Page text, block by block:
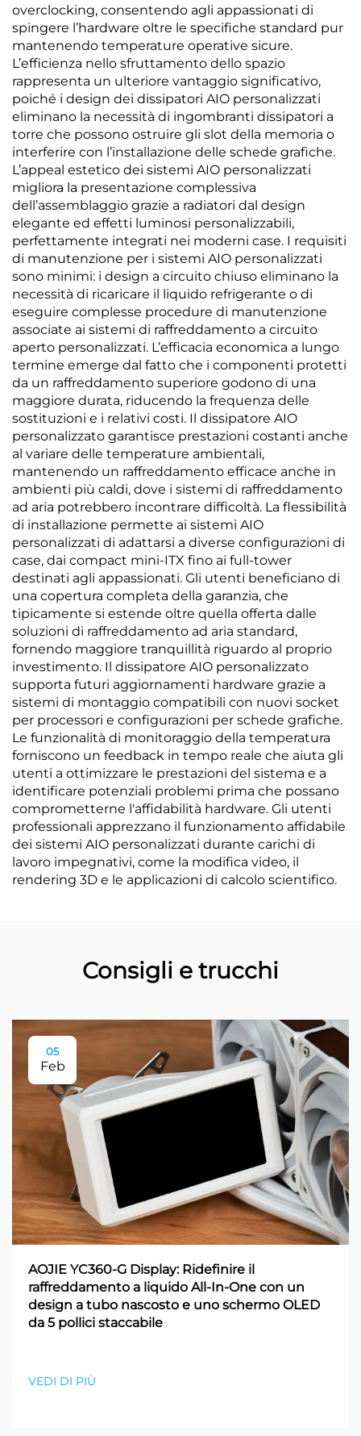
overclocking, consentendo agli appassionati di
spingere l’hardware oltre le specifiche standard pur
mantenendo temperature operative sicure.
L’efficienza nello sfruttamento dello spazio
rappresenta un ulteriore vantaggio significativo,
poiché i design dei dissipatori AIO personalizzati
eliminano la necessità di ingombranti dissipatori a
torre che possono ostruire gli slot della memoria o
interferire con l’installazione delle schede grafiche.
L’appeal estetico dei sistemi AIO personalizzati
migliora la presentazione complessiva
dell’assemblaggio grazie a radiatori dal design
elegante ed effetti luminosi personalizzabili,
perfettamente integrati nei moderni case. I requisiti
di manutenzione per i sistemi AIO personalizzati
sono minimi: i design a circuito chiuso eliminano la
necessità di ricaricare il liquido refrigerante o di
eseguire complesse procedure di manutenzione
associate ai sistemi di raffreddamento a circuito
aperto personalizzati. L’efficacia economica a lungo
termine emerge dal fatto che i componenti protetti
da un raffreddamento superiore godono di una
maggiore durata, riducendo la frequenza delle
sostituzioni e i relativi costi. Il dissipatore AIO
personalizzato garantisce prestazioni costanti anche
al variare delle temperature ambientali,
mantenendo un raffreddamento efficace anche in
ambienti più caldi, dove i sistemi di raffreddamento
ad aria potrebbero incontrare difficoltà. La flessibilità
di installazione permette ai sistemi AIO
personalizzati di adattarsi a diverse configurazioni di
case, dai compact mini-ITX fino ai full-tower
destinati agli appassionati. Gli utenti beneficiano di
una copertura completa della garanzia, che
tipicamente si estende oltre quella offerta dalle
soluzioni di raffreddamento ad aria standard,
fornendo maggiore tranquillità riguardo al proprio
investimento. Il dissipatore AIO personalizzato
supporta futuri aggiornamenti hardware grazie a
sistemi di montaggio compatibili con nuovi socket
per processori e configurazioni per schede grafiche.
Le funzionalità di monitoraggio della temperatura
forniscono un feedback in tempo reale che aiuta gli
utenti a ottimizzare le prestazioni del sistema e a
identificare potenziali problemi prima che possano
comprometterne l'affidabilità hardware. Gli utenti
professionali apprezzano il funzionamento affidabile
dei sistemi AIO personalizzati durante carichi di
lavoro impegnativi, come la modifica video, il
rendering 3D e le applicazioni di calcolo scientifico.
Consigli e trucchi
05
Feb
AOJIE YC360-G Display: Ridefinire il
raffreddamento a liquido All-In-One con un
design a tubo nascosto e uno schermo OLED
da 5 pollici staccabile
VEDI DI PIÙ